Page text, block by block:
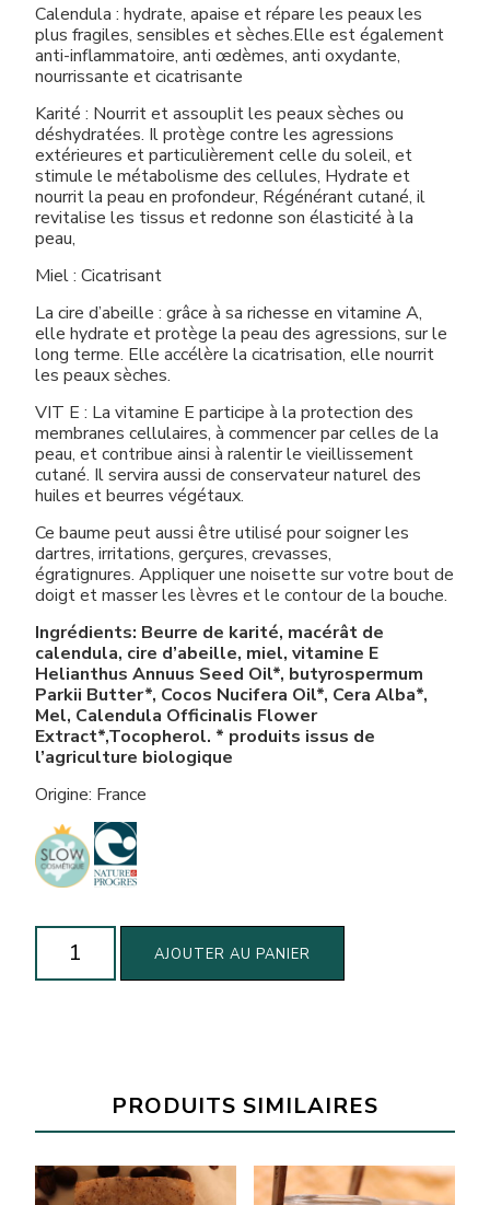
Calendula : hydrate, apaise et répare les peaux les
plus fragiles, sensibles et sèches.Elle est également
anti-inflammatoire, anti œdèmes, anti oxydante,
nourrissante et cicatrisante
Karité : Nourrit et assouplit les peaux sèches ou
déshydratées. Il protège contre les agressions
extérieures et particulièrement celle du soleil, et
stimule le métabolisme des cellules, Hydrate et
nourrit la peau en profondeur, Régénérant cutané, il
revitalise les tissus et redonne son élasticité à la
peau,
Miel : Cicatrisant
La cire d’abeille : grâce à sa richesse en vitamine A,
elle hydrate et protège la peau des agressions, sur le
long terme. Elle accélère la cicatrisation, elle nourrit
les peaux sèches.
VIT E : La vitamine E participe à la protection des
membranes cellulaires, à commencer par celles de la
peau, et contribue ainsi à ralentir le vieillissement
cutané. Il servira aussi de conservateur naturel des
huiles et beurres végétaux.
Ce baume peut aussi être utilisé pour soigner les
dartres, irritations, gerçures, crevasses,
égratignures. Appliquer une noisette sur votre bout de
doigt et masser les lèvres et le contour de la bouche.
Ingrédients: Beurre de karité, macérât de
calendula, cire d’abeille, miel, vitamine E
Helianthus Annuus Seed Oil*, butyrospermum
Parkii Butter*, Cocos Nucifera Oil*, Cera Alba*,
Mel, Calendula Officinalis Flower
Extract*,Tocopherol. * produits issus de
l’agriculture biologique
Origine: France
quantité
AJOUTER AU PANIER
PRODUITS SIMILAIRES